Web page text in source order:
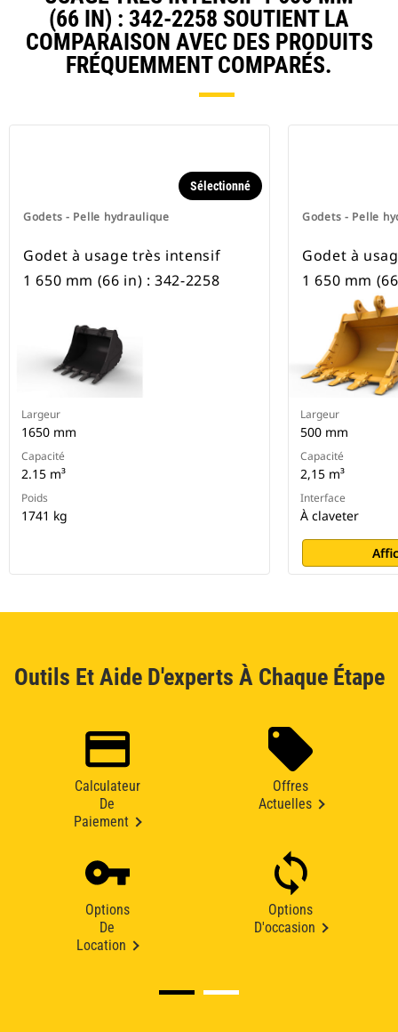
pneus.
(66 IN) : 342-2258 SOUTIENT LA
COMPARAISON AVEC DES PRODUITS
FRÉQUEMMENT COMPARÉS.
Godets - Pelle hydraulique
Sélectionné
Godet à usage très intensif
1 650 mm (66 in) : 342-2258
Largeur
1650 mm
Capacité
2.15 m³
Poids
1741 kg
Godets - Pelle
Godet à
1 650 mm
Largeur
500 mm
Capacité
2,15 m³
Interface
À claveter
Outils Et Aide D'experts À Chaque Étape
Calculateur
De
Paiement
Offres
Actuelles
Options
De
Location
Options
D'occasion